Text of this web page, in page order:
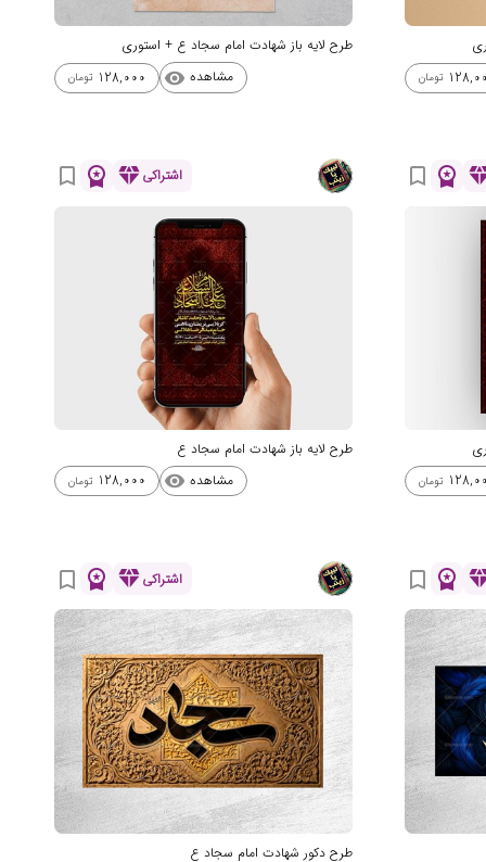
تومان
طرح لایه باز شهادت امام سجاد ع + استوری
مشاهده visibility
128,000 تومان
workspace_premium
bookmark_border
تومان
اشتراکیdiamond
workspace_premium
bookmark_border
طرح لایه باز شهادت امام سجاد ع
مشاهده visibility
128,000 تومان
workspace_premium
bookmark_border اشتراکیdiamond
workspace_premium
bookmark_border
طرح دکور شهادت امام سجاد ع